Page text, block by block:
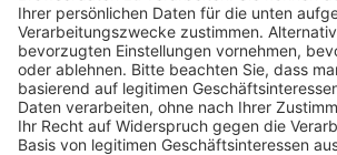
Trainerausbildung
Schulungsangebot Vereinsmitarbeiter
BFV-Geschäftsstellen
Trainerbörse
Login SpielPlus